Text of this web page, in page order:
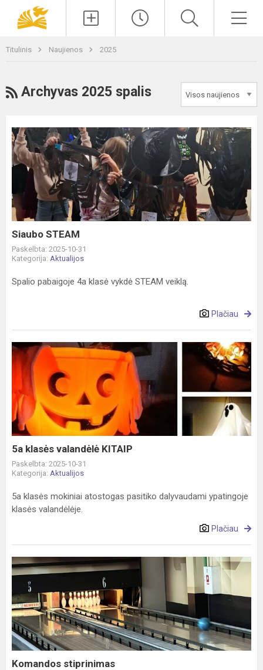
Titulinis Naujienos 2025
RSS
Archyvas 2025 spalis
Siaubo
STEAM
Siaubo STEAM
Paskelbta: 2025-10-31
Kategorija: Aktualijos
Spalio pabaigoje 4a klasė vykdė STEAM veiklą.
Plačiau
5a
klasės
valandėlė
KITAIP
5a klasės valandėlė KITAIP
Paskelbta: 2025-10-31
Kategorija: Aktualijos
5a klasės mokiniai atostogas pasitiko dalyvaudami ypatingoje
klasės valandėlėje.
Plačiau
Komandos
stiprinimas
Komandos stiprinimas